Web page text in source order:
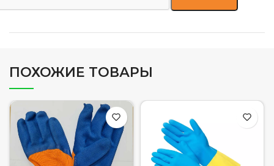
ПОХОЖИЕ ТОВАРЫ